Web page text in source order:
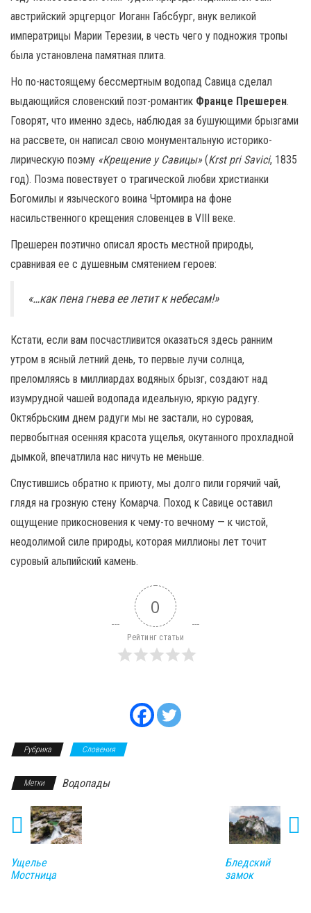
австрийский эрцгерцог Иоганн Габсбург, внук великой
императрицы Марии Терезии, в честь чего у подножия тропы
была установлена памятная плита.
Но по-настоящему бессмертным водопад Савица сделал
выдающийся словенский поэт-романтик Франце Прешерен.
Говорят, что именно здесь, наблюдая за бушующими брызгами
на рассвете, он написал свою монументальную историко-
лирическую поэму «Крещение у Савицы» (Krst pri Savici, 1835
год). Поэма повествует о трагической любви христианки
Богомилы и языческого воина Чртомира на фоне
насильственного крещения словенцев в VIII веке.
Прешерен поэтично описал ярость местной природы,
сравнивая ее с душевным смятением героев:
«…как пена гнева ее летит к небесам!»
Кстати, если вам посчастливится оказаться здесь ранним
утром в ясный летний день, то первые лучи солнца,
преломляясь в миллиардах водяных брызг, создают над
изумрудной чашей водопада идеальную, яркую радугу.
Октябрьским днем радуги мы не застали, но суровая,
первобытная осенняя красота ущелья, окутанного прохладной
дымкой, впечатлила нас ничуть не меньше.
Спустившись обратно к приюту, мы долго пили горячий чай,
глядя на грозную стену Комарча. Поход к Савице оставил
ощущение прикосновения к чему-то вечному — к чистой,
неодолимой силе природы, которая миллионы лет точит
суровый альпийский камень.
0
Рейтинг статьи
Рубрика Словения
Метки Водопады
Ущелье
Мостница
Бледский
замок